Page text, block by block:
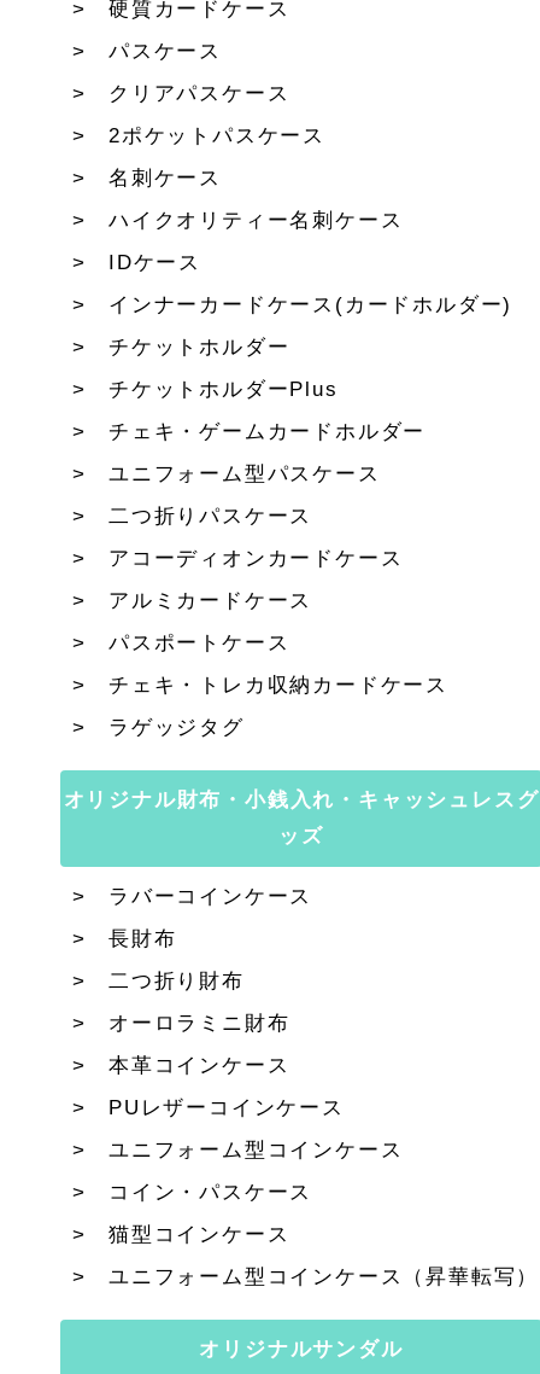
硬質カードケース
パスケース
クリアパスケース
2ポケットパスケース
名刺ケース
ハイクオリティー名刺ケース
IDケース
インナーカードケース(カードホルダー)
チケットホルダー
チケットホルダーPlus
チェキ・ゲームカードホルダー
ユニフォーム型パスケース
二つ折りパスケース
アコーディオンカードケース
アルミカードケース
パスポートケース
チェキ・トレカ収納カードケース
ラゲッジタグ
オリジナル財布・小銭入れ・キャッシュレスグ
ッズ
ラバーコインケース
長財布
二つ折り財布
オーロラミニ財布
本革コインケース
PUレザーコインケース
ユニフォーム型コインケース
コイン・パスケース
猫型コインケース
ユニフォーム型コインケース（昇華転写）
オリジナルサンダル